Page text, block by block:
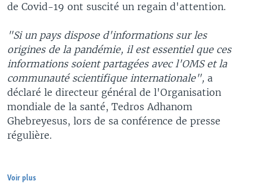
de Covid-19 ont suscité un regain d'attention.
"Si un pays dispose d'informations sur les
origines de la pandémie, il est essentiel que ces
informations soient partagées avec l'OMS et la
communauté scientifique internationale", a
déclaré le directeur général de l'Organisation
mondiale de la santé, Tedros Adhanom
Ghebreyesus, lors de sa conférence de presse
régulière.
Voir plus